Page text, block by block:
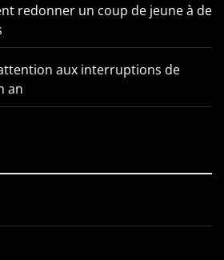
redonner un coup de jeune à de
aux interruptions de
an